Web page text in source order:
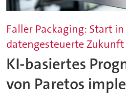
Faller Packaging: Start
datengesteuerte Zukunft
KI-basiertes
von Paretos